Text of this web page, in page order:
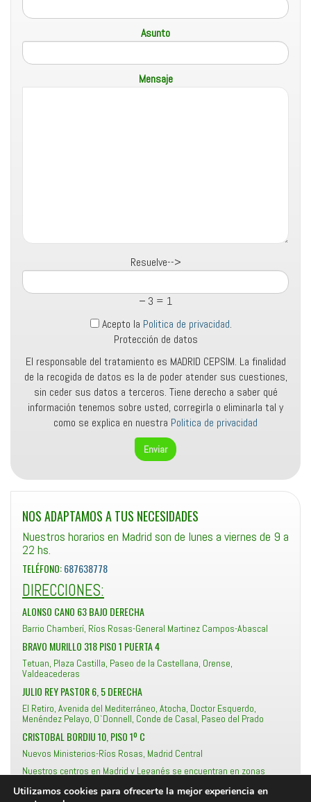
Asunto
Mensaje
Resuelve-->
− 3 = 1
Acepto la Politica de privacidad.
Protección de datos
El responsable del tratamiento es MADRID CEPSIM. La finalidad
de la recogida de datos es la de poder atender sus cuestiones,
sin ceder sus datos a terceros. Tiene derecho a saber qué
información tenemos sobre usted, corregirla o eliminarla tal y
como se explica en nuestra Politica de privacidad
NOS ADAPTAMOS A TUS NECESIDADES
Nuestros horarios en Madrid son de lunes a viernes de 9 a
22 hs.
TELÉFONO:687638778
DIRECCIONES:
ALONSO CANO 63 BAJO DERECHA
Barrio Chamberí, Ríos Rosas-General Martinez Campos-Abascal
BRAVO MURILLO 318 PISO 1 PUERTA 4
Tetuan, Plaza Castilla, Paseo de la Castellana, Orense,
Valdeacederas
JULIO REY PASTOR 6, 5 DERECHA
El Retiro, Avenida del Mediterráneo, Atocha, Doctor Esquerdo,
Menéndez Pelayo, O`Donnell, Conde de Casal, Paseo del Prado
CRISTOBAL BORDIU 10, PISO 1º C
Nuevos Ministerios-Ríos Rosas, Madrid Central
Nuestros centros en Madrid y Leganés se encuentran en zonas
Utilizamos cookies para ofrecerte la mejor experiencia en